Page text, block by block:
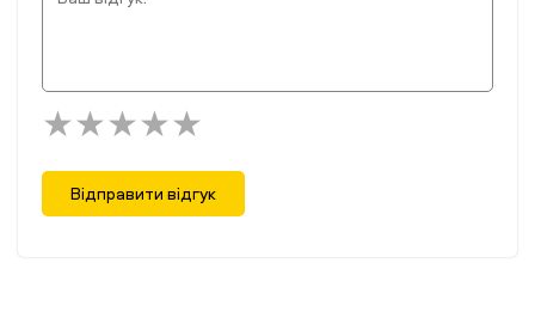
Відправити відгук